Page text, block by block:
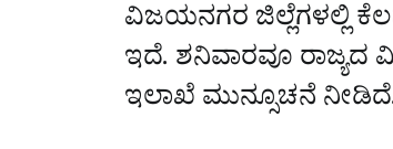
ವಿಜಯನಗರ ಜಿಲ್ಲೆಗಳಲ್ಲಿ
ಇದೆ. ಶನಿವಾರವೂ
ಇಲಾಖೆ ಮುನ್ಸೂಚನೆ